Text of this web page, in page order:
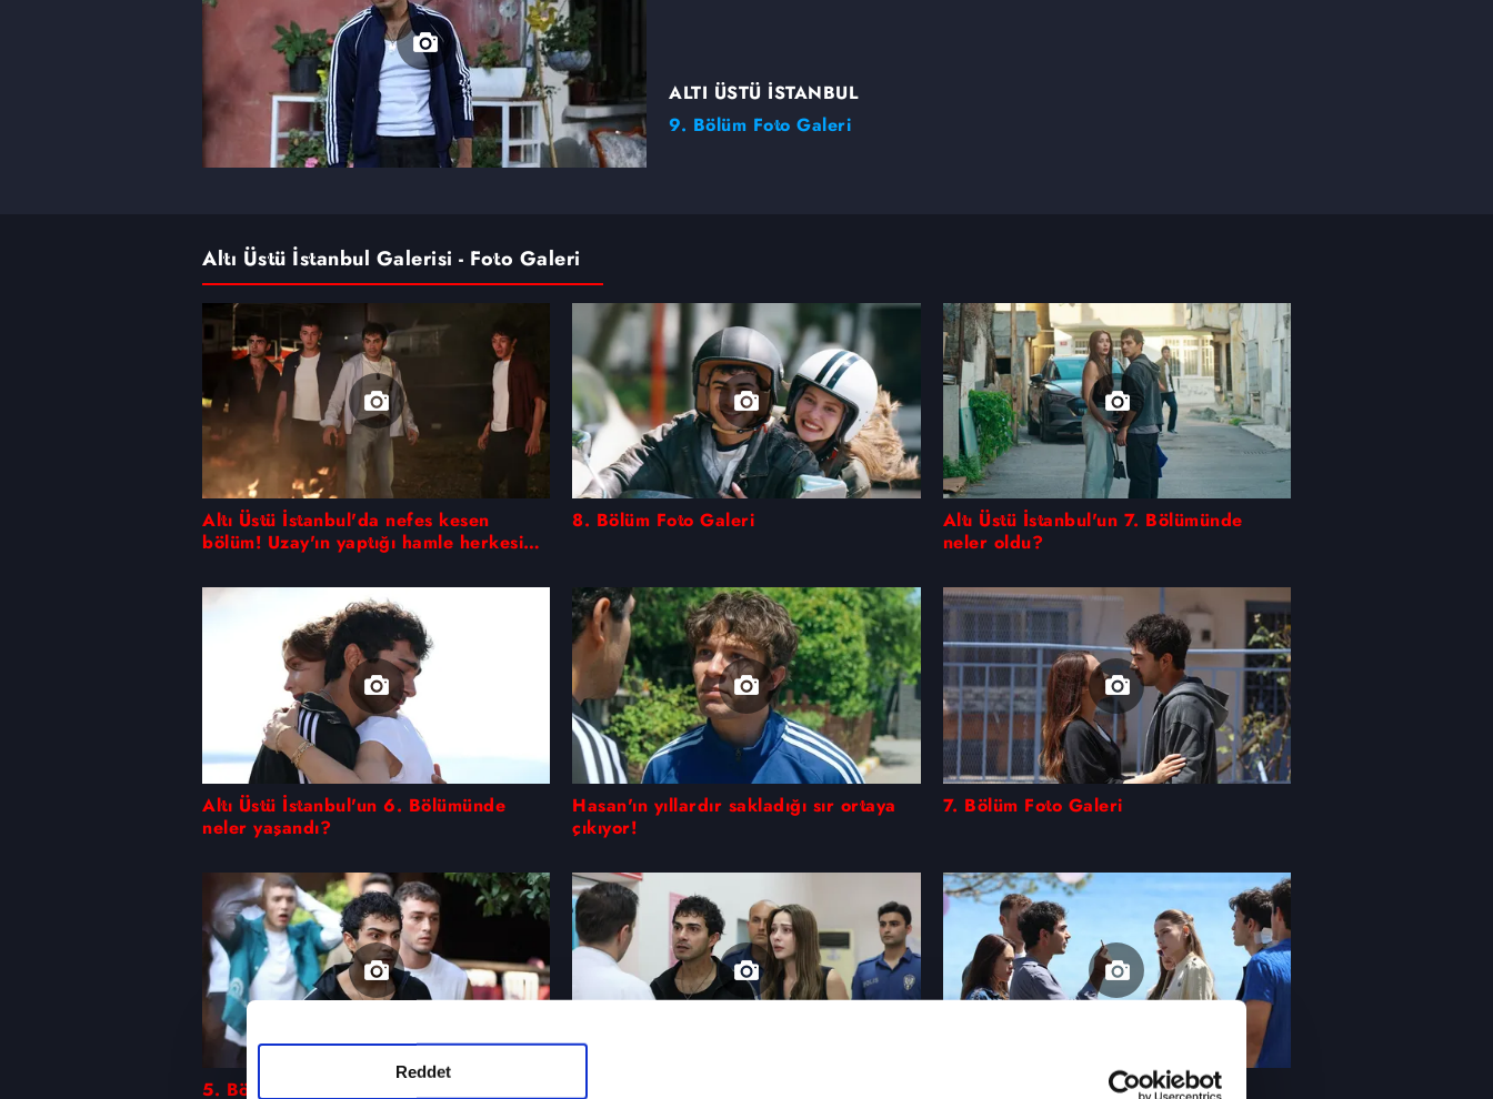
Reddet
ALTI ÜSTÜ İSTANBUL
9. Bölüm Foto Galeri
Altı Üstü İstanbul Galerisi - Foto Galeri
Altı Üstü İstanbul'da nefes kesen
bölüm! Uzay'ın yaptığı hamle herkesi
8. Bölüm Foto Galeri
Altı Üstü İstanbul'un 7. Bölümünde
neler oldu?
Altı Üstü İstanbul'un 6. Bölümünde
neler yaşandı?
Hasan'ın yıllardır sakladığı sır ortaya
çıkıyor!
7. Bölüm Foto Galeri
5. Bölüm Foto Galeri 6. Bölüm Foto Galeri
Altı Üstü İstanbul'un 4. Bölümünde